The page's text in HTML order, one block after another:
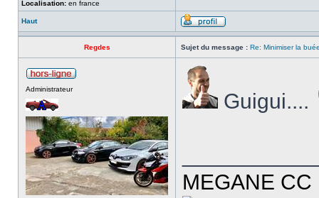
Localisation: en france
Haut
Regdes Sujet du message : Re: Minimiser la
Administrateur
Guigui....
MEGANE